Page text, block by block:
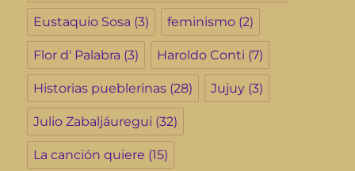
Eustaquio Sosa (3) feminismo (2)
Flor d' Palabra (3) Haroldo Conti (7)
Historias pueblerinas (28) Jujuy (3)
Julio Zabaljáuregui (32)
La canción quiere (15)